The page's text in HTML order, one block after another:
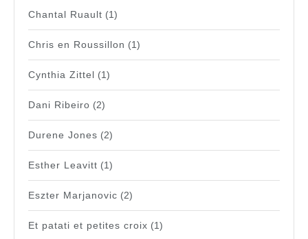
Chantal Ruault (1)
Chris en Roussillon (1)
Cynthia Zittel (1)
Dani Ribeiro (2)
Durene Jones (2)
Esther Leavitt (1)
Eszter Marjanovic (2)
Et patati et petites croix (1)